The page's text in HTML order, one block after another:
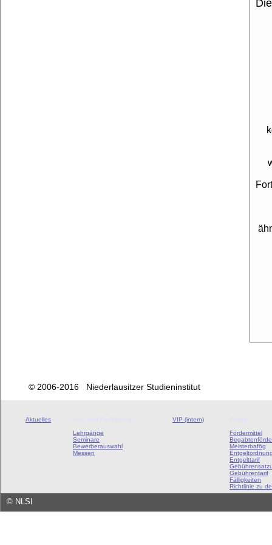
© 2006-2016 Niederlausitzer Studieninstitut
Aktuelles
Lehrgänge
Seminare
Bewerberauswahl
Messen
VIP (intern)
Fördermittel
Meisterbafög
Entgelttarif
Gebührentarif
Fälligkeiten
Richtlinie zu
© NLSI